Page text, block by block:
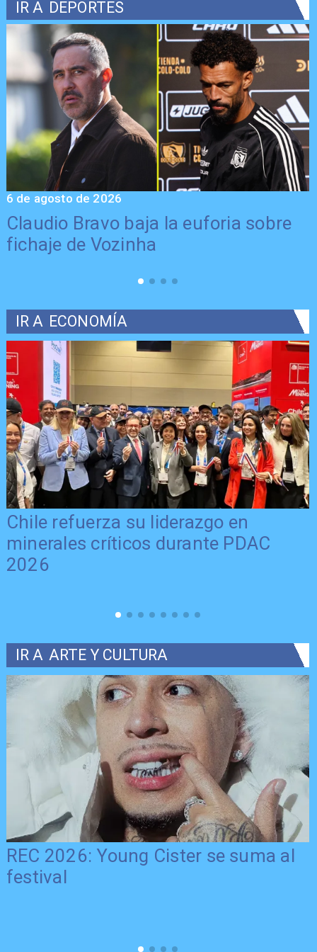
IR A DEPORTES
Claudio Bravo baja la euforia sobre
fichaje de Vozinha
6 de agosto de 2026
IR A ECONOMÍA
Chile refuerza su liderazgo en
minerales críticos durante PDAC
2026
IR A ARTE Y CULTURA
REC 2026: Young Cister se suma al
festival